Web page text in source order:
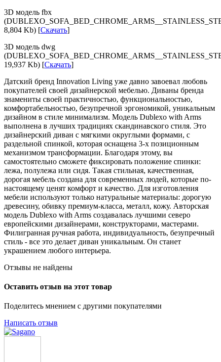
3D модель fbx
8,804 Kb) [Скачать]
3D модель dwg
19,937 Kb) [Скачать]
Датский бренд Innovation Living уже давно завоевал любовь
покупателей своей дизайнерской мебелью. Диваны бренда
знамениты своей практичностью, функциональностью,
комфортабельностью, безупречной эргономикой, уникальным
дизайном в стиле минимализм. Модель Dublexo with Arms
выполнена в лучших традициях скандинавского стиля. Это
дизайнерский диван с мягкими округлыми формами, с
раздельной спинкой, которая оснащена 3-х позиционным
механизмом трансформации. Благодаря этому, вы
самостоятельно сможете фиксировать положение спинки:
лежа, полулежа или сидя. Такая стильная, качественная,
дорогая мебель создана для современных людей, которые по-
настоящему ценят комфорт и качество. Для изготовления
мебели используют только натуральные материалы: дорогую
древесину, обивку премиум-класса, металл, кожу. Авторская
модель Dublexo with Arms создавалась лучшими северо
европейскими дизайнерами, конструкторами, мастерами.
Филигранная ручная работа, индивидуальность, безупречный
стиль - все это делает диван уникальным. Он станет
украшением любого интерьера.
Отзывы не найдены
Оставить отзыв на этот товар
Поделитесь мнением с другими покупателями
Написать отзыв